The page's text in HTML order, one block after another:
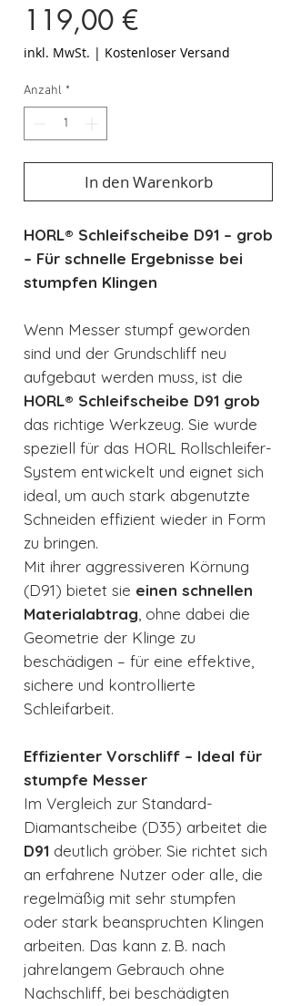
119,00 €Preis
inkl. MwSt. | Kostenloser Versand
Anzahl *
In den Warenkorb
HORL® Schleifscheibe D91 – grob
– Für schnelle Ergebnisse bei
stumpfen Klingen
Wenn Messer stumpf geworden
sind und der Grundschliff neu
aufgebaut werden muss, ist die
HORL® Schleifscheibe D91 grob
das richtige Werkzeug. Sie wurde
speziell für das HORL Rollschleifer-
System entwickelt und eignet sich
ideal, um auch stark abgenutzte
Schneiden effizient wieder in Form
zu bringen.
Mit ihrer aggressiveren Körnung
(D91) bietet sie einen schnellen
Materialabtrag, ohne dabei die
Geometrie der Klinge zu
beschädigen – für eine effektive,
sichere und kontrollierte
Schleifarbeit.
Effizienter Vorschliff – Ideal für
stumpfe Messer
Im Vergleich zur Standard-
Diamantscheibe (D35) arbeitet die
D91 deutlich gröber. Sie richtet sich
an erfahrene Nutzer oder alle, die
regelmäßig mit sehr stumpfen
oder stark beanspruchten Klingen
arbeiten. Das kann z. B. nach
jahrelangem Gebrauch ohne
Nachschliff, bei beschädigten